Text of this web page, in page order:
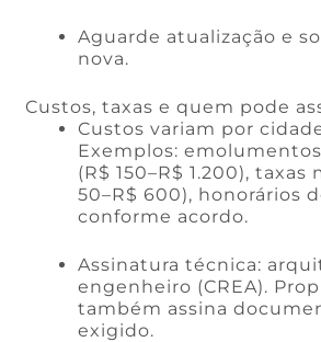
Aguarde atualização e
nova.
Custos, taxas e quem pode
Custos variam por
Exemplos:
(R$ 150–R$ 1.200), taxas
50–R$ 600), honorários
conforme acordo.
Assinatura técnica:
engenheiro (CREA).
também assina
exigido.